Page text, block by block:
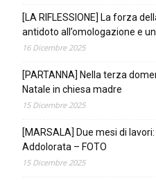
[LA RIFLESSIONE] La forza
antidoto all’omologazione e
16 Dicembre 2025
[PARTANNA] Nella terza
Natale in chiesa madre
15 Dicembre 2025
[MARSALA] Due mesi di
Addolorata – FOTO
15 Dicembre 2025